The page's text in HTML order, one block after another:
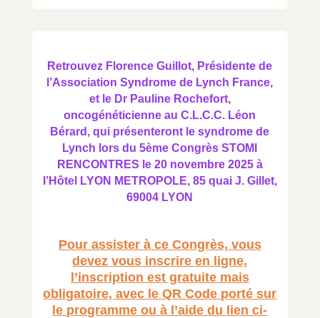
Retrouvez Florence Guillot, Présidente de
l’Association Syndrome de Lynch France,
et le Dr Pauline Rochefort,
oncogénéticienne au C.L.C.C. Léon
Bérard, qui présenteront le syndrome de
Lynch lors du 5ème Congrès STOMI
RENCONTRES le 20 novembre 2025 à
l’Hôtel LYON METROPOLE, 85 quai J. Gillet,
69004 LYON
Pour assister à ce Congrès, vous
devez vous inscrire en ligne,
l’inscription est gratuite mais
obligatoire, avec le QR Code porté sur
le programme ou à l’aide du lien ci-